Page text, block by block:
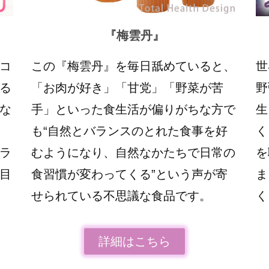
『梅雲丹』
この『梅雲丹』を毎日舐めていると、
「お肉が好き」「甘党」「野菜が苦
手」といった食生活が偏りがちな方で
も“自然とバランスのとれた食事を好
むようになり、自然なかたちで日常の
食習慣が変わってくる”という声が寄
せられている不思議な食品です。
詳細はこちら